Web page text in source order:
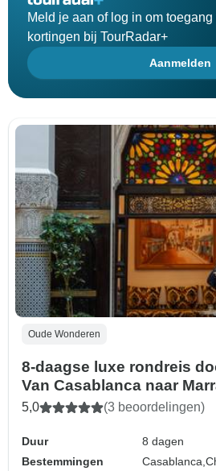
Meld je aan of log in om
kortingen bij TourRadar+
Aanmelden
Oude Wonderen
8-daagse luxe rondreis
Van Casablanca naar
woestijn
5,0 (3 beoordelingen)
Duur
8 dagen
Bestemmingen
Casablanca,